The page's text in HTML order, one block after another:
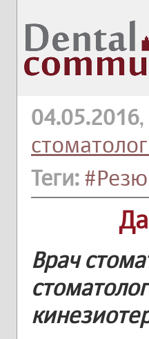
04.05.2016
Теги:
Врач